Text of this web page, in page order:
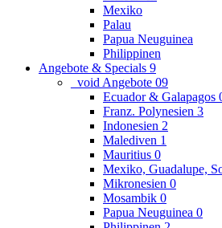
Mexiko
Palau
Papua Neuguinea
Philippinen
Angebote & Specials 9
_void Angebote 09
Ecuador & Galapagos
Franz. Polynesien 3
Indonesien 2
Malediven 1
Mauritius 0
Mexiko, Guadalupe,
Mikronesien 0
Mosambik 0
Papua Neuguinea 0